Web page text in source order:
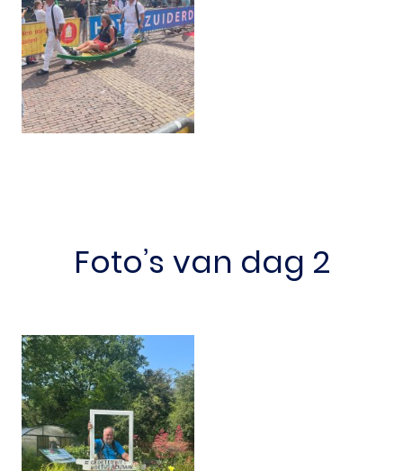
Foto’s van dag 2